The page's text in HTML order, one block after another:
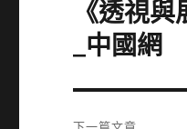
導
上
篇
文
《透視
_中國網